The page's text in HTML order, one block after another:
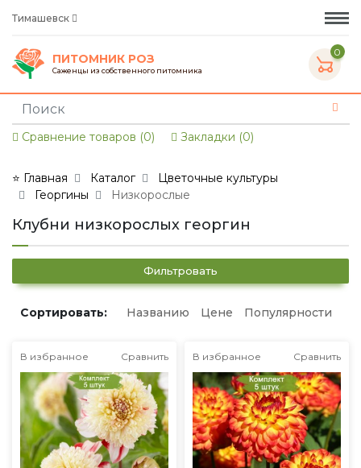
Тимашевск
ПИТОМНИК РОЗ
Саженцы из собственного питомника
0
Сравнение товаров (0) Закладки (0)
⭐ Главная Каталог
Цветочные культуры
Георгины
Низкорослые
Клубни низкорослых георгин
Фильтровать
Сортировать: Названию Цене Популярности
В избранное Сравнить В избранное Сравнить